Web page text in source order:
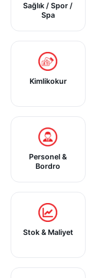
Sağlık / Spor /
Spa
Kimlikokur
Personel &
Bordro
Stok & Maliyet